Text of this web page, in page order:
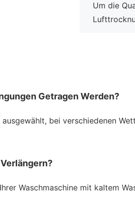
Um die
Getragen Werden?
bei verschiedenen
Waschmaschine mit kaltem